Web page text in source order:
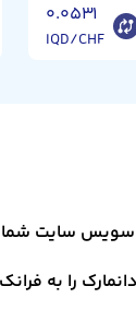
۰.۰۵۳۱
IQD/CHF
سویس سایت
را به